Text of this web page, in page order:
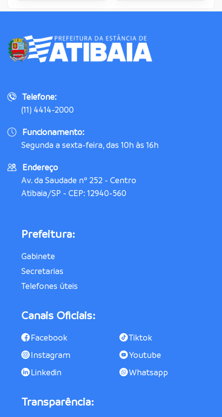
Telefone:
(11) 4414-2000
Funcionamento:
Segunda a sexta-feira, das 10h às 16h
Endereço
Av. da Saudade nº 252 - Centro
Atibaia/SP - CEP: 12940-560
Prefeitura:
Gabinete
Secretarias
Telefones úteis
Canais Oficiais:
Facebook
Tiktok
Instagram
Youtube
Linkedin
Whatsapp
Transparência: